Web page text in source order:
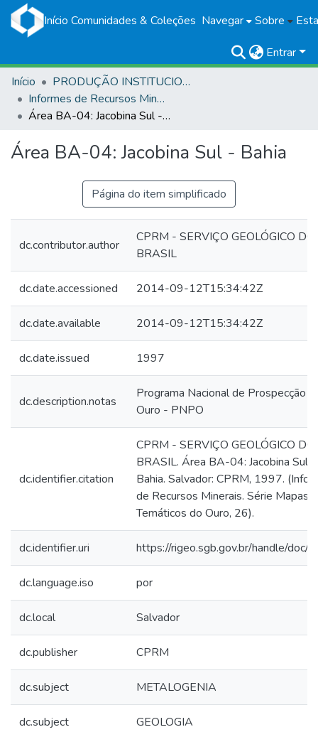
Início Comunidades & Coleções Navegar Sobre
Entrar
Início
PRODUÇÃO INSTITUCIONAL
Informes de Recursos Minerais
Área BA-04: Jacobina Sul - Bahia
Área BA-04: Jacobina Sul - Bahia
Página do item simplificado
dc.contributor.author
CPRM - SERVIÇO GEOLÓGICO DO
BRASIL
dc.date.accessioned 2014-09-12T15:34:42Z
dc.date.available 2014-09-12T15:34:42Z
dc.date.issued 1997
dc.description.notas
Programa Nacional de Prospecção
Ouro - PNPO
dc.identifier.citation
CPRM - SERVIÇO GEOLÓGICO DO
BRASIL. Área BA-04: Jacobina Sul -
Bahia. Salvador: CPRM, 1997.
de Recursos Minerais. Série Mapas
Temáticos do Ouro, 26).
dc.identifier.uri https://rigeo.sgb.gov.br/handle/doc/
dc.language.iso por
dc.local Salvador
dc.publisher CPRM
dc.subject METALOGENIA
dc.subject GEOLOGIA